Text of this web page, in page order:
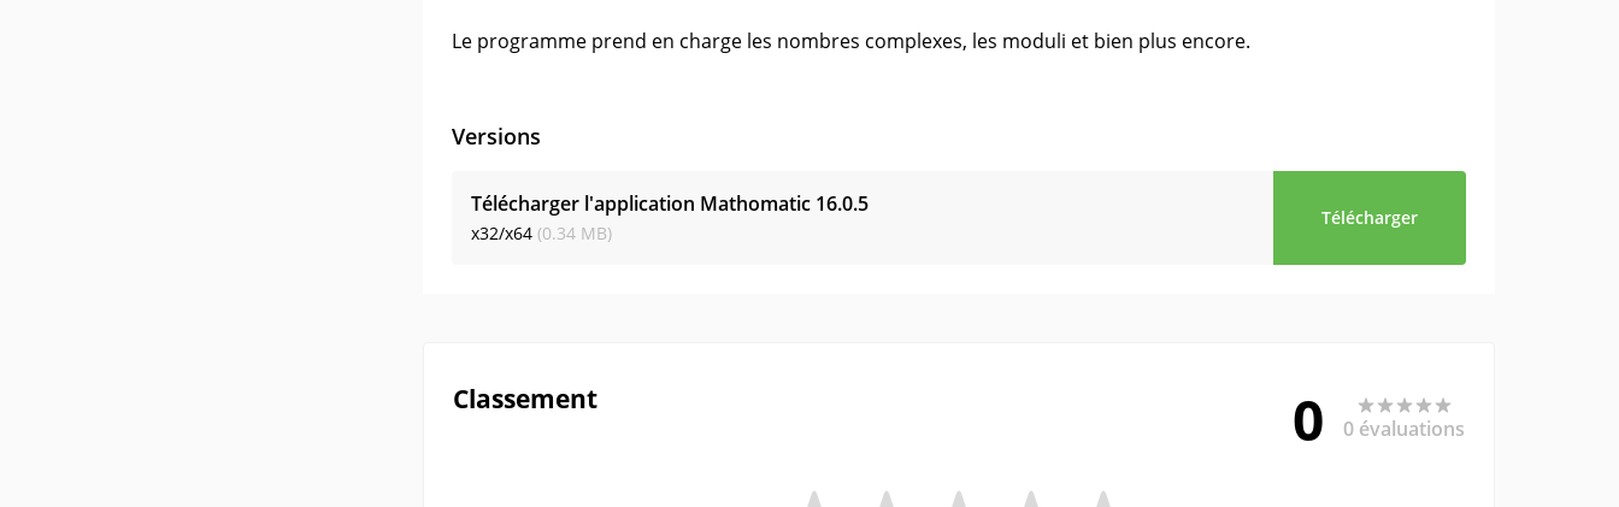
Le programme prend en charge les nombres complexes, les moduli et bien plus encore.
Versions
Télécharger l'application Mathomatic 16.0.5
x32/x64 (0.34 MB)
Télécharger
Classement 0 0 évaluations